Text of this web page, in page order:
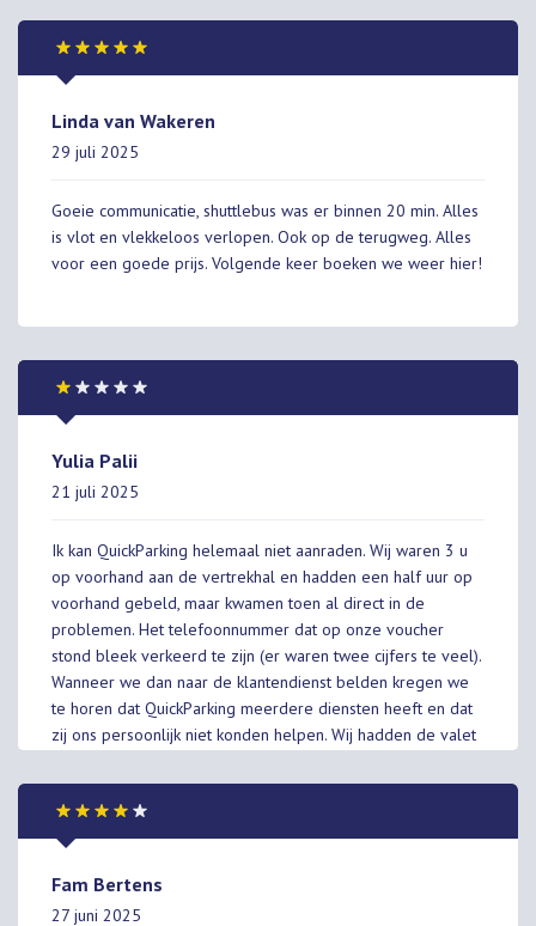
Linda van Wakeren
29 juli 2025
Goeie communicatie, shuttlebus was er binnen 20 min. Alles
is vlot en vlekkeloos verlopen. Ook op de terugweg. Alles
voor een goede prijs. Volgende keer boeken we weer hier!
Yulia Palii
21 juli 2025
Ik kan QuickParking helemaal niet aanraden. Wij waren 3 u
op voorhand aan de vertrekhal en hadden een half uur op
voorhand gebeld, maar kwamen toen al direct in de
problemen. Het telefoonnummer dat op onze voucher
stond bleek verkeerd te zijn (er waren twee cijfers te veel).
Wanneer we dan naar de klantendienst belden kregen we
te horen dat QuickParking meerdere diensten heeft en dat
zij ons persoonlijk niet konden helpen. Wij hadden de valet
lijn krijgen. Zij konden ons niet helpen, omdat we geen
dossier hadden bij hen, maar zij hadden wel beloofd om
contact op te nemen met de andere dienst en ons op de
eindelijk 1uur40min! later een chauffeur aan de lijn die
onze wagen kon ophalen. Aangezien we geen tijd hadden
Fam Bertens
27 juni 2025